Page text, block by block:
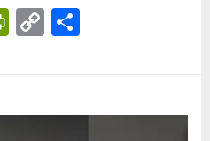
PrintFriendly
Copy
Link